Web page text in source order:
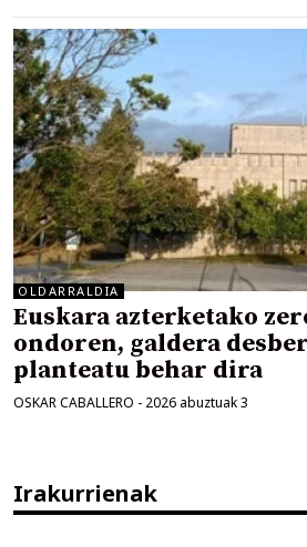
OLDARRALDIA
Euskara azterketako
ondoren, galdera
planteatu behar dira
OSKAR CABALLERO - 2026 abuztuak 3
Irakurrienak